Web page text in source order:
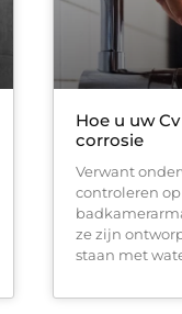
Hoe u uw
corrosie
Verwant
controleren op
ze zijn
staan met